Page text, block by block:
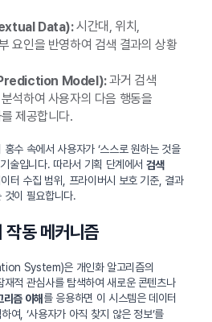
Data):시간대, 위치,
요인을 반영하여 검색 결과의 상황
Model):과거 검색
석하여 사용자의 다음 행동을
제공합니다.
수 속에서 사용자가 ‘스스로 원하는 것을
술입니다. 따라서 기획 단계에서 검색
터 수집 범위, 프라이버시 보호 기준, 결과
것이 필요합니다.
동 메커니즘
System)은 개인화 알고리즘의
적 관심사를 탐색하여 새로운 콘텐츠나
리즘 이해 를 응용하면 이 시스템은 데이터
여, ‘사용자가 아직 찾지 않은 정보’를